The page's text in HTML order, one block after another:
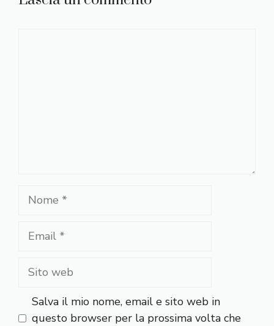
Nome
Email
Sito
Salva il mio nome, email e sito web in
questo browser per la prossima volta che